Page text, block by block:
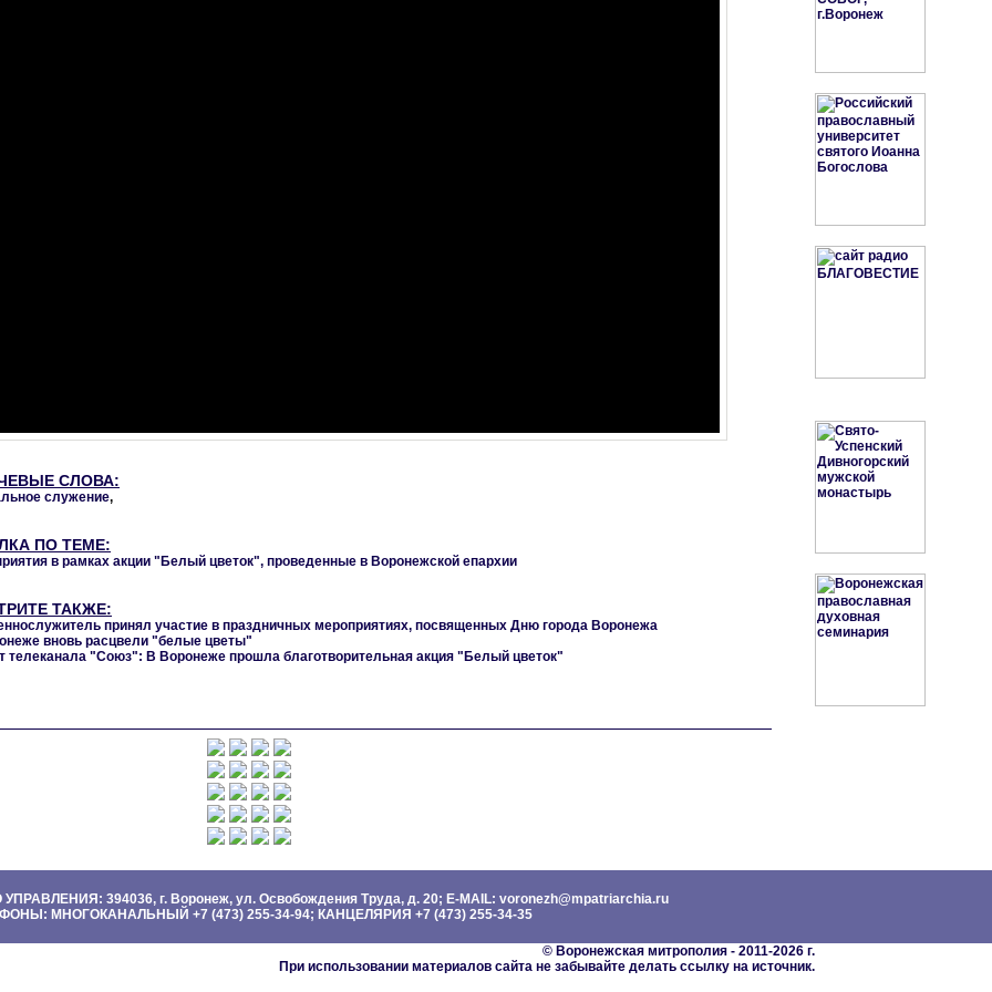
СЛОВА:
служение,
ПО ТЕМЕ:
в рамках акции "Белый цветок", проведенные в Воронежской епархии
ТАКЖЕ:
принял участие в праздничных мероприятиях, посвященных Дню города Воронежа
вновь расцвели "белые цветы"
телеканала "Союз": В Воронеже прошла благотворительная акция "Белый цветок"
394036, г. Воронеж, ул. Освобождения Труда, д. 20; E-MAIL: voronezh@mpatriarchia.ru
МНОГОКАНАЛЬНЫЙ +7 (473) 255-34-94; КАНЦЕЛЯРИЯ +7 (473) 255-34-35
© Воронежская митрополия - 2011-2026 г.
При использовании материалов сайта не забывайте делать ссылку на источник.